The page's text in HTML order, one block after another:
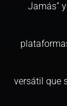
Jamás”
versátil que